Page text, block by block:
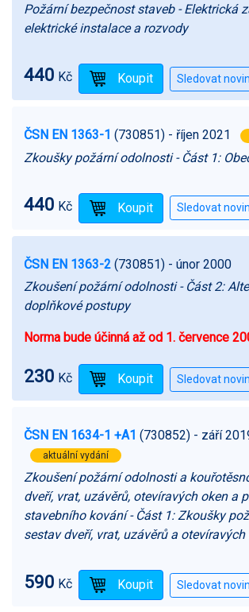
Požární bezpečnost staveb - Elektrická
elektrické instalace a rozvody
440 Kč
ČSN EN 1363-1 (730851) - říjen 2021
Zkoušky požární odolnosti - Část 1:
440 Kč
ČSN EN 1363-2 (730851) - únor 2000
Zkoušení požární odolnosti - Část 2:
doplňkové postupy
Norma bude účinná až od 1. července
230 Kč
ČSN EN 1634-1 +A1 (730852) - září
aktuální vydání
Zkoušení požární odolnosti a
dveří, vrat, uzávěrů, otevíravých oken a
stavebního kování - Část 1: Zkoušky
sestav dveří, vrat, uzávěrů a otevíravých
590 Kč